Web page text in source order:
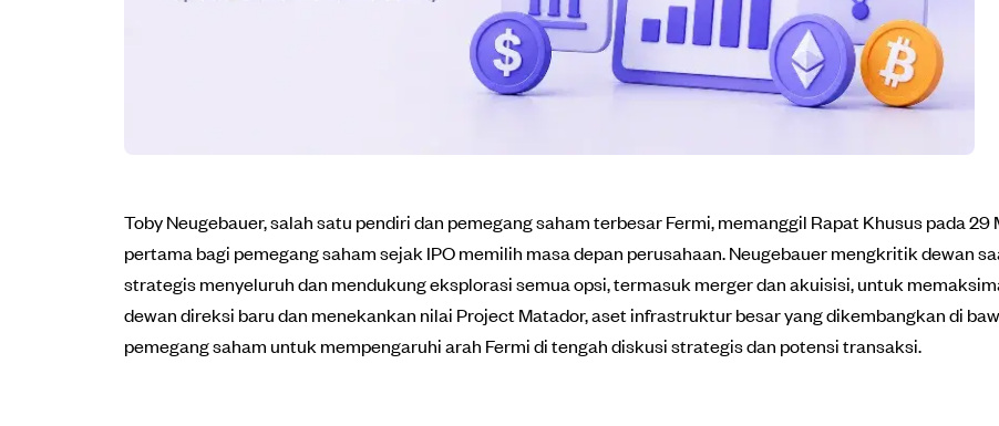
Toby Neugebauer, salah satu pendiri dan pemegang saham terbesar Fermi, memanggil Rapat Khusus pada
pertama bagi pemegang saham sejak IPO memilih masa depan perusahaan. Neugebauer mengkritik dewan
strategis menyeluruh dan mendukung eksplorasi semua opsi, termasuk merger dan akuisisi, untuk
dewan direksi baru dan menekankan nilai Project Matador, aset infrastruktur besar yang dikembangkan di
pemegang saham untuk mempengaruhi arah Fermi di tengah diskusi strategis dan potensi transaksi.